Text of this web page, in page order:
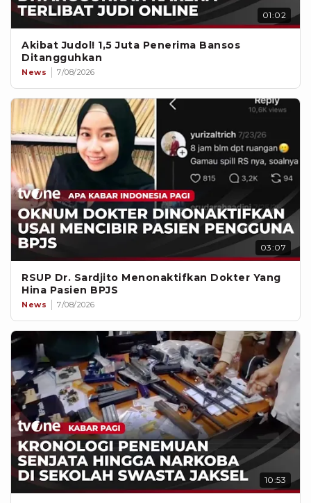
01:02
Akibat Judol! 1,5 Juta Penerima Bansos
Ditangguhkan
News 7/08/2026
03:07
RSUP Dr. Sardjito Menonaktifkan Dokter Yang
Hina Pasien BPJS
News 7/08/2026
10:53